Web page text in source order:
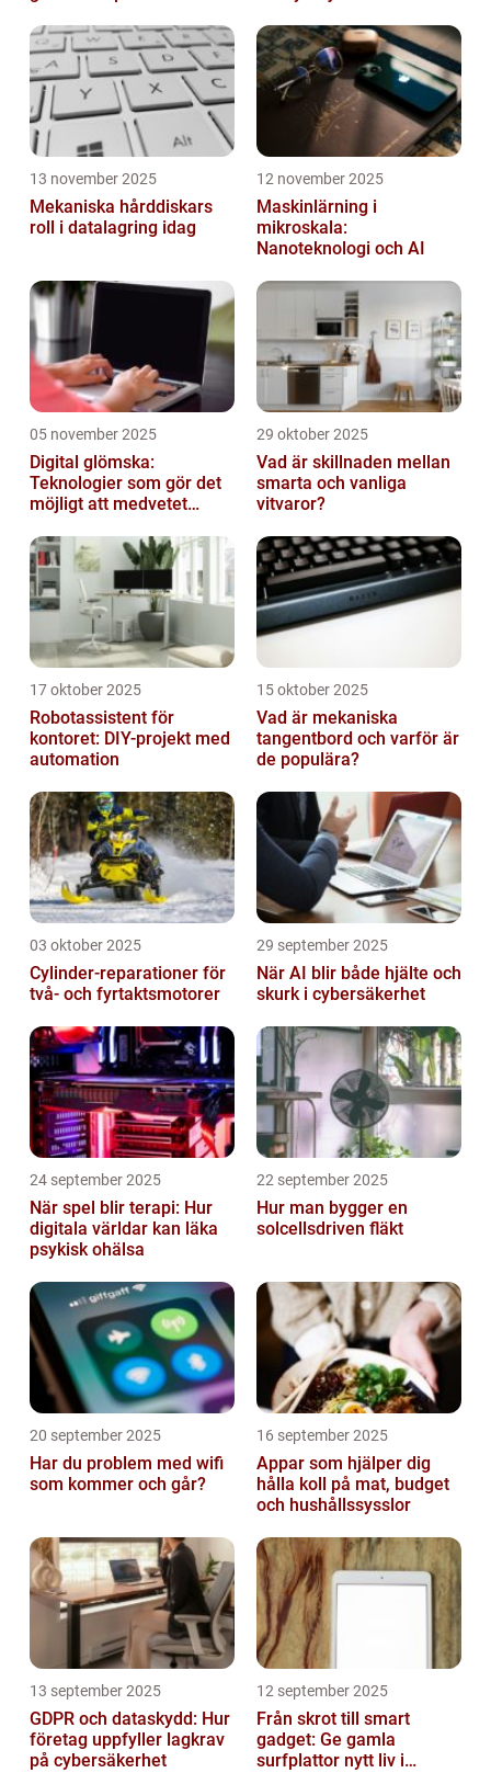
13 november 2025
Mekaniska hårddiskars
roll i datalagring idag
12 november 2025
Maskinlärning i
mikroskala:
Nanoteknologi och AI
05 november 2025
Digital glömska:
Teknologier som gör det
möjligt att medvetet
29 oktober 2025
Vad är skillnaden mellan
smarta och vanliga
vitvaror?
17 oktober 2025
Robotassistent för
kontoret: DIY-projekt med
automation
15 oktober 2025
Vad är mekaniska
tangentbord och varför är
de populära?
03 oktober 2025
Cylinder-reparationer för
två- och fyrtaktsmotorer
29 september 2025
När AI blir både hjälte och
skurk i cybersäkerhet
24 september 2025
När spel blir terapi: Hur
digitala världar kan läka
psykisk ohälsa
22 september 2025
Hur man bygger en
solcellsdriven fläkt
20 september 2025
Har du problem med wifi
som kommer och går?
16 september 2025
Appar som hjälper dig
hålla koll på mat, budget
och hushållssysslor
13 september 2025
GDPR och dataskydd: Hur
företag uppfyller lagkrav
på cybersäkerhet
12 september 2025
Från skrot till smart
gadget: Ge gamla
surfplattor nytt liv i